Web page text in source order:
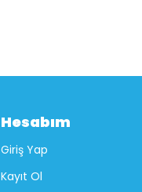
Hesabım
Giriş Yap
Kayıt Ol